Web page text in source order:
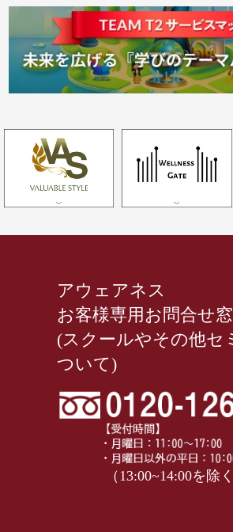
アウェアネス
お客様専用お問合せ
(スクールやその他セ
ついて)
（13:00~14:00を除く